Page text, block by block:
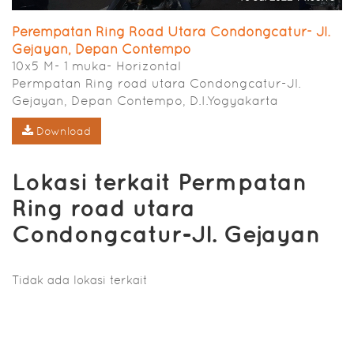
Perempatan Ring Road Utara Condongcatur- Jl.
Gejayan, Depan Contempo
10x5 M- 1 muka- Horizontal
Permpatan Ring road utara Condongcatur-Jl.
Gejayan, Depan Contempo, D.I.Yogyakarta
Download
Lokasi terkait Permpatan
Ring road utara
Condongcatur-Jl. Gejayan
Tidak ada lokasi terkait